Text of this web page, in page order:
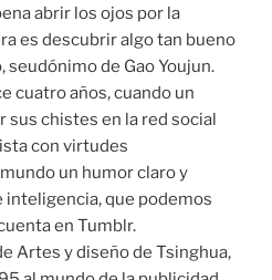
abrir los ojos por la
es descubrir algo tan bueno
seudónimo de Gao Youjun.
cuatro años, cuando un
sus chistes en la red social
con virtudes
un humor claro y
inteligencia, que podemos
en Tumblr.
Artes y diseño de Tsinghua,